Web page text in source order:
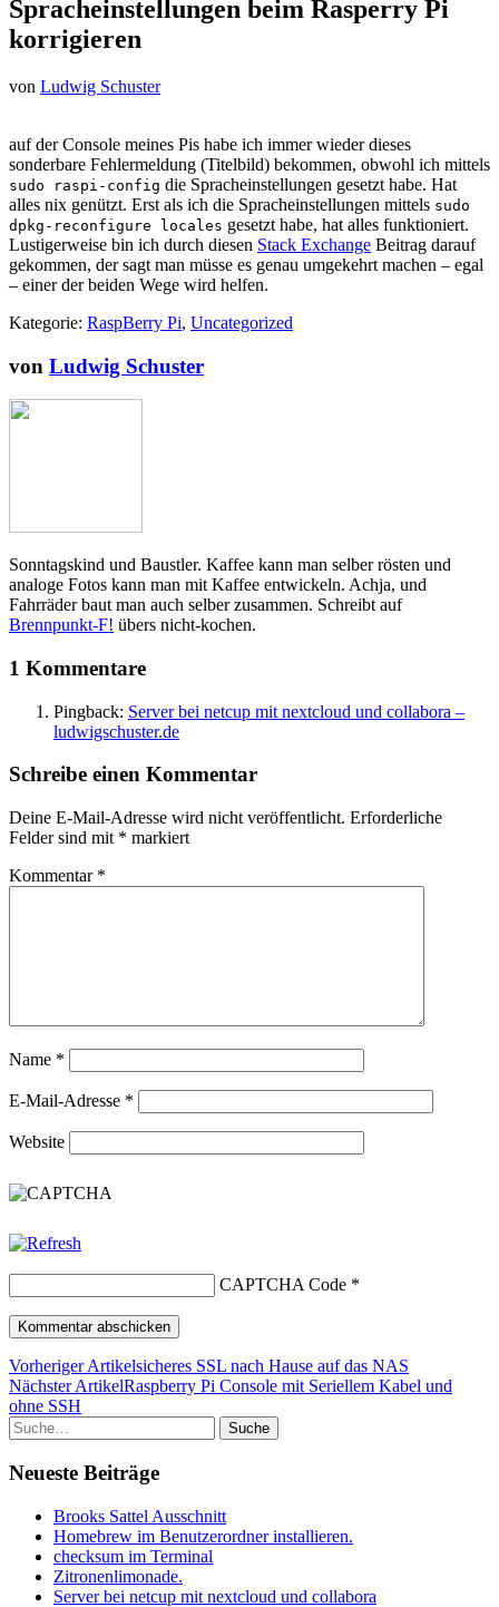
Spracheinstellungen beim Rasperry Pi
korrigieren
von Ludwig Schuster
auf der Console meines Pis habe ich immer wieder dieses
sonderbare Fehlermeldung (Titelbild) bekommen, obwohl ich mittels
sudo raspi-config die Spracheinstellungen gesetzt habe. Hat
alles nix genützt. Erst als ich die Spracheinstellungen mittels sudo
dpkg-reconfigure locales gesetzt habe, hat alles funktioniert.
Lustigerweise bin ich durch diesen Stack Exchange Beitrag darauf
gekommen, der sagt man müsse es genau umgekehrt machen – egal
– einer der beiden Wege wird helfen.
Kategorie: RaspBerry Pi, Uncategorized
von Ludwig Schuster
Sonntagskind und Baustler. Kaffee kann man selber rösten und
analoge Fotos kann man mit Kaffee entwickeln. Achja, und
Fahrräder baut man auch selber zusammen. Schreibt auf
Brennpunkt-F! übers nicht-kochen.
1 Kommentare
Pingback: Server bei netcup mit nextcloud und collabora –
ludwigschuster.de
Schreibe einen Kommentar
Deine E-Mail-Adresse wird nicht veröffentlicht. Erforderliche
Felder sind mit * markiert
Kommentar *
Name *
E-Mail-Adresse *
Website
CAPTCHA Code *
Vorheriger Artikelsicheres SSL nach Hause auf das NAS
Nächster ArtikelRaspberry Pi Console mit Seriellem Kabel und
ohne SSH
Suche
Neueste Beiträge
Brooks Sattel Ausschnitt
Homebrew im Benutzerordner installieren.
checksum im Terminal
Zitronenlimonade.
Server bei netcup mit nextcloud und collabora